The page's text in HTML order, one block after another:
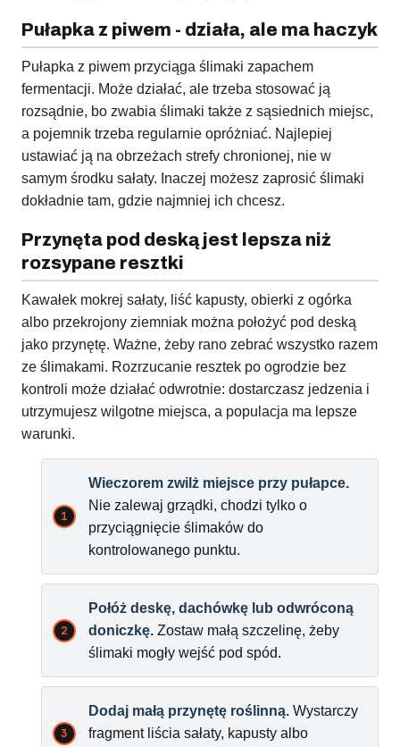
Pułapka z piwem - działa, ale ma haczyk
Pułapka z piwem przyciąga ślimaki zapachem
fermentacji. Może działać, ale trzeba stosować ją
rozsądnie, bo zwabia ślimaki także z sąsiednich miejsc,
a pojemnik trzeba regularnie opróżniać. Najlepiej
ustawiać ją na obrzeżach strefy chronionej, nie w
samym środku sałaty. Inaczej możesz zaprosić ślimaki
dokładnie tam, gdzie najmniej ich chcesz.
Przynęta pod deską jest lepsza niż
rozsypane resztki
Kawałek mokrej sałaty, liść kapusty, obierki z ogórka
albo przekrojony ziemniak można położyć pod deską
jako przynętę. Ważne, żeby rano zebrać wszystko razem
ze ślimakami. Rozrzucanie resztek po ogrodzie bez
kontroli może działać odwrotnie: dostarczasz jedzenia i
utrzymujesz wilgotne miejsca, a populacja ma lepsze
warunki.
Wieczorem zwilż miejsce przy pułapce.
Nie zalewaj grządki, chodzi tylko o
przyciągnięcie ślimaków do
kontrolowanego punktu.
Połóż deskę, dachówkę lub odwróconą
doniczkę. Zostaw małą szczelinę, żeby
ślimaki mogły wejść pod spód.
Dodaj małą przynętę roślinną. Wystarczy
fragment liścia sałaty, kapusty albo